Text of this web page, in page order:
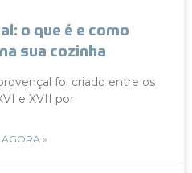
o que é e como
sua cozinha
foi criado entre os
e XVII por
AGORA »